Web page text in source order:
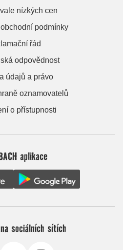
nízkých cen
podmínky
řád
odpovědnost
údajů a právo
oznamovatelů
o přístupnosti
aplikace
na sociálních sítích